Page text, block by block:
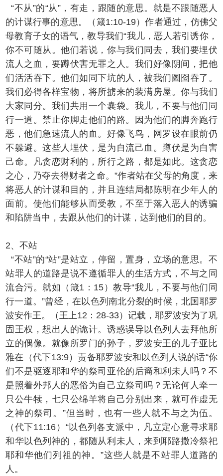
“不从”的“从”，有走，跟随的意思。就是不跟随恶人
的计谋行事的意思。（箴1:10-19）作者通过，仿佛父
母教育子女的语气，教导我们“我儿，恶人若引诱你，
你不可随从。他们若说，你与我们同去，我们要埋伏
流人之血，要蹲伏害无罪之人。我们好像阴间，把他
们活活吞下。他们如同下坑的人，被我们囫囵吞了。
我们必得各样宝物，将所掳来的装满房屋。你与我们
大家同分。我们共用一个囊袋。我儿，不要与他们同
行一道。禁止你脚走他们的路。因为他们的脚奔跑行
恶，他们急速流人的血。好像飞鸟，网罗设在眼前仍
不躲避。这些人埋伏，是为自流己血。蹲伏是为自害
己命。凡贪恋财利的，所行之路，都是如此。这贪恋
之心，乃夺去得财者之命。”作者站在父母的角度，来
将恶人的计谋和目的，并且连结局都陈明在少年人的
面前。使他们能够从而受教，不至于落入恶人的诱骗
和陷阱当中，去跟从他们的计谋，达到他们的目的。
2、不站
“不站”的“站”是站立，停留，置身，立场的意思。不
站罪人的道路是说不遵循罪人的生活方式，不与之同
流合污。就如（箴1：15）教导“我儿，不要与他们同
行一道。”曾经，在以色列南北分裂的时候，北国耶罗
波安作王。（王上12：28-33）记载，耶罗波安为了巩
固王权，想出人的诡计。诱惑误导以色列人去拜他所
立的偶像。就像所罗门的孙子，罗波安王的儿子亚比
雅在（代下13:9）责备耶罗波安和以色列人说的话“你
们不是驱逐耶和华的祭司亚伦的后裔和利未人吗？不
是照着外邦人的恶俗为自己立祭司吗？无论何人牵一
只公牛犊，七只公绵羊将自己分别出来，就可作虚无
之神的祭司。”但当时，也有一些人就不与之为伍。
（代下11:16）“以色列各支派中，凡立定心意寻求耶
和华以色列神的，都随从利未人，来到耶路撒冷祭祀
耶和华他们列祖的神。”这些人就是不站罪人道路的
人。